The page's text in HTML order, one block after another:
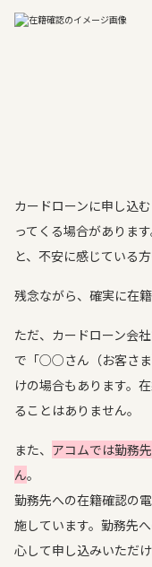
カードローンに申し込
ってくる場合がありま
と、不安に感じている
残念ながら、確実に在
ただ、カードローン会
で「○○さん（お客さま
けの場合もあります。
ることはありません。
また、 アコムでは勤務
ん。
勤務先への在籍確認の
施しています。勤務先
心して申し込みいただけ